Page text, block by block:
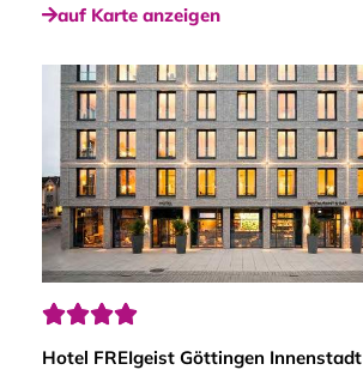
auf Karte anzeigen

Hotel FREIgeist Göttingen Innenstadt